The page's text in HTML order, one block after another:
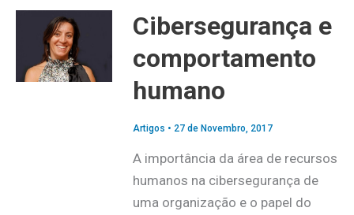
Cibersegurança e
comportamento
humano
Artigos • 27 de Novembro, 2017
A importância da área de recursos
humanos na cibersegurança de
uma organização e o papel do